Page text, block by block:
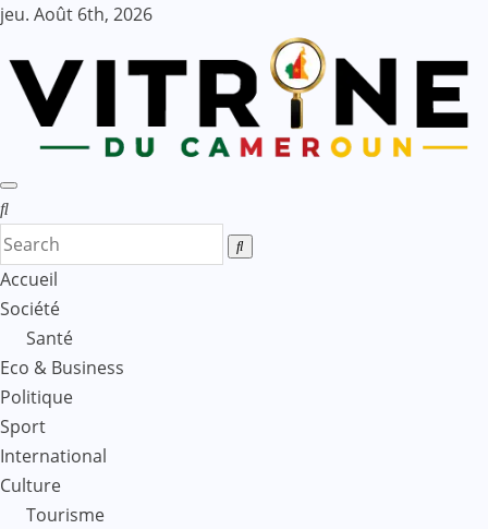
Skip
content
jeu. Août 6th, 2026
Accueil
Société
Santé
Eco & Business
Politique
Sport
International
Culture
Tourisme